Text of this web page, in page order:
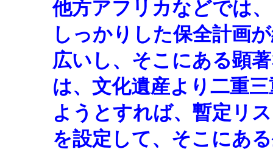
他方アフリカなどでは
しっかりした保全計画
広いし、そこにある顕
は、文化遺産より二重
ようとすれば、暫定リ
を設定して、そこにあ